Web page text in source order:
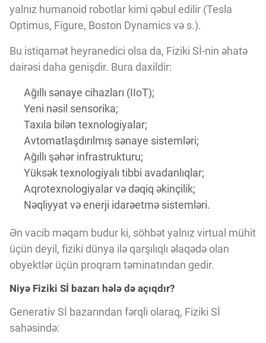
yalnız humanoid robotlar kimi qəbul edilir (Tesla
Optimus, Figure, Boston Dynamics və s.).
Bu istiqamət heyranedici olsa da, Fiziki Sİ-nin əhatə
dairəsi daha genişdir. Bura daxildir:
Ağıllı sənaye cihazları (IIoT);
Yeni nəsil sensorika;
Taxıla bilən texnologiyalar;
Avtomatlaşdırılmış sənaye sistemləri;
Ağıllı şəhər infrastrukturu;
Yüksək texnologiyalı tibbi avadanlıqlar;
Aqrotexnologiyalar və dəqiq əkinçilik;
Nəqliyyat və enerji idarəetmə sistemləri.
Ən vacib məqam budur ki, söhbət yalnız virtual mühit
üçün deyil, fiziki dünya ilə qarşılıqlı əlaqədə olan
obyektlər üçün proqram təminatından gedir.
Niyə Fiziki Sİ bazarı hələ də açıqdır?
Generativ Sİ bazarından fərqli olaraq, Fiziki Sİ
sahəsində: